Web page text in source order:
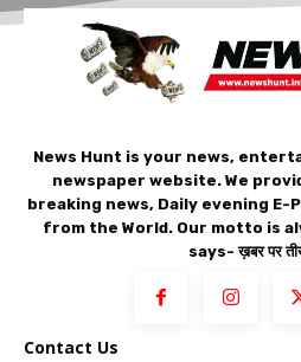
News Hunt is your news,
newspaper website. We
breaking news, Daily evening E-
from the World. Our motto is
says- ख़बर पर
Contact Us